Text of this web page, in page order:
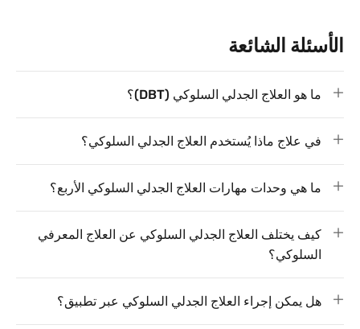
الأسئلة الشائعة
ما هو العلاج الجدلي السلوكي (DBT)؟
في علاج ماذا يُستخدم العلاج الجدلي السلوكي؟
ما هي وحدات مهارات العلاج الجدلي السلوكي الأربع؟
كيف يختلف العلاج الجدلي السلوكي عن العلاج المعرفي
السلوكي؟
هل يمكن إجراء العلاج الجدلي السلوكي عبر تطبيق؟